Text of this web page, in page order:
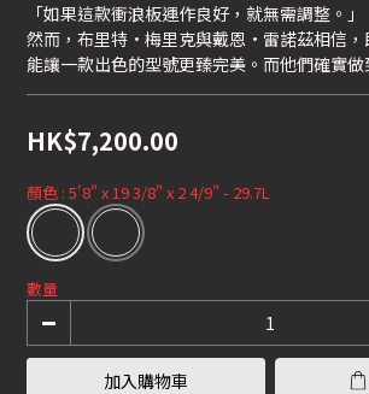
「如果這款衝浪板運作良好，就無需調整。」
然而，布里特·梅里克與戴恩·雷諾茲相信，
能讓一款出色的型號更臻完美。而他們確實做
HK$7,200.00
顏色 : 5'8" x 19 3/8" x 2 4/9" - 29.7L
數量
加入購物車